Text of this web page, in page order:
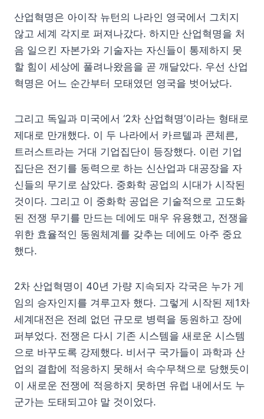
산업혁명은 아이작 뉴턴의 나라인 영국에서 그치지
않고 세계 각지로 퍼져나갔다. 하지만 산업혁명을 처
음 일으킨 자본가와 기술자는 자신들이 통제하지 못
할 힘이 세상에 풀려나왔음을 곧 깨달았다. 우선 산업
혁명은 어느 순간부터 모태였던 영국을 벗어났다.
그리고 독일과 미국에서 ‘2차 산업혁명’이라는 형태로
제대로 만개했다. 이 두 나라에서 카르텔과 콘체른,
트러스트라는 거대 기업집단이 등장했다. 이런 기업
집단은 전기를 동력으로 하는 신산업과 대공장을 자
신들의 무기로 삼았다. 중화학 공업의 시대가 시작된
것이다. 그리고 이 중화학 공업은 기술적으로 고도화
된 전쟁 무기를 만드는 데에도 매우 유용했고, 전쟁을
위한 효율적인 동원체계를 갖추는 데에도 아주 중요
했다.
2차 산업혁명이 40년 가량 지속되자 각국은 누가 게
임의 승자인지를 겨루고자 했다. 그렇게 시작된 제1차
세계대전은 전례 없던 규모로 병력을 동원하고 장에
퍼부었다. 전쟁은 다시 기존 시스템을 새로운 시스템
으로 바꾸도록 강제했다. 비서구 국가들이 과학과 산
업의 결합에 적응하지 못해서 속수무책으로 당했듯이
이 새로운 전쟁에 적응하지 못하면 유럽 내에서도 누
군가는 도태되고야 말 것이었다.